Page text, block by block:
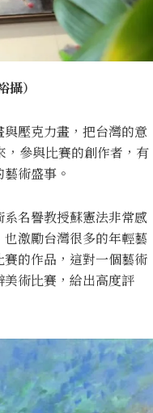
攝）
壓克力畫，把台灣的意
參與比賽的創作者，有
術盛事。
名譽教授蘇憲法非常感
激勵台灣很多的年輕藝
的作品，這對一個藝術
術比賽，給出高度評